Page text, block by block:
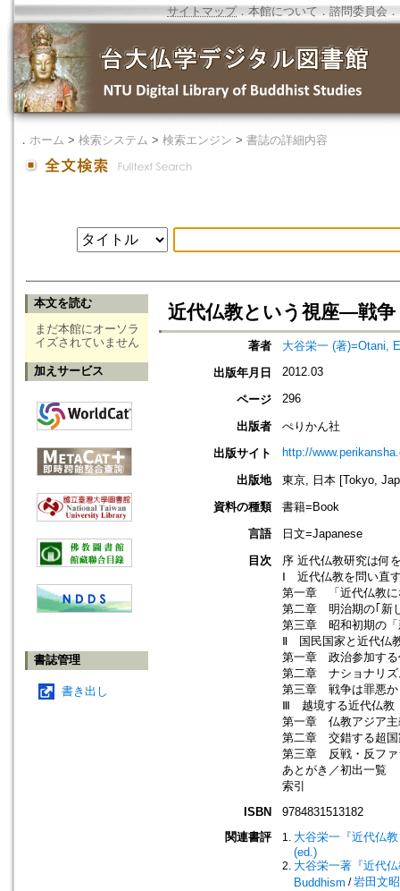
サイトマップ．本館について ． 諮問委員会 ．
． ホーム > 検索システム > 検索エンジン > 書誌の詳細内容
本文を読む
まだ本館にオーソラ
イズされていません
加えサービス
書誌管理
書き出し
近代仏教という視座―戦争
著者
大谷栄一 (著)=Otani,
出版年月日
2012.03
ページ 296
出版者
ぺりかん社
出版サイト
http://
出版地
東京, 日本 [Tokyo,
資料の種類
書籍=Book
言語
日文=Japanese
目次
序 近代仏教研究は何
Ⅰ 近代仏教を問い直
第一章 「近代仏教に
第二章 明治期の｢新
第三章 昭和初期の「
Ⅱ 国民国家と近代仏
第一章 政治参加す
第二章 ナショナリズ
第三章 戦争は罪悪
Ⅲ 越境する近代仏教
第一章 仏教アジア
第二章 交錯する超
第三章 反戦・反ファ
あとがき／初出一覧
索引
ISBN
9784831513182
関連書評
大谷栄一『近代仏
(ed.)
大谷栄一著『近代
Buddhism /岩田文